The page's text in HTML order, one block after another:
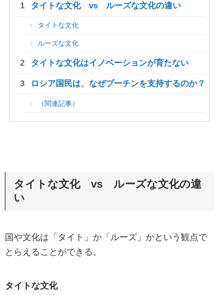
タイトな文化 vs ルーズな文化の違い
タイトな文化
ルーズな文化
タイトな文化はイノベーションが育たない
ロシア国民は、なぜプーチンを支持するのか？
（関連記事）
タイトな文化 vs ルーズな文化の違
い
国や文化は「タイト」か「ルーズ」かという観点で
とらえることができる。
タイトな文化